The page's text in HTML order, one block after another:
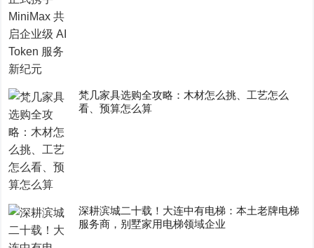
梵几家具选购全攻略：木材怎么挑、工艺怎么
看、预算怎么算
深耕滨城二十载！大连中有电梯：本土老牌电梯
服务商，别墅家用电梯领域企业